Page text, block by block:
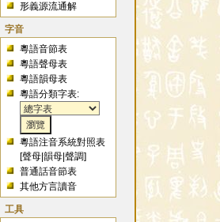
形義源流通解
字音
粵語音節表
粵語聲母表
粵語韻母表
粵語分類字表:
粵語注音系統對照表
[聲母 |韻母 |聲調]
普通話音節表
其他方言讀音
工具